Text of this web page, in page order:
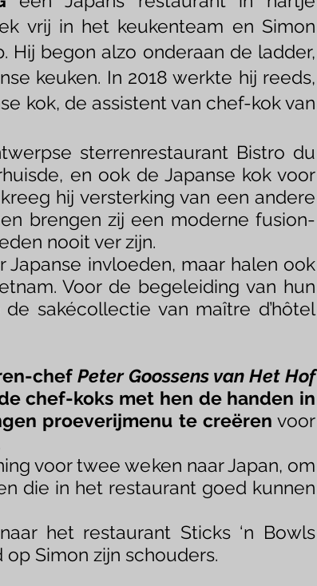
vrij in het keukenteam en Simon
Hij begon alzo onderaan de ladder,
keuken. In 2018 werkte hij reeds,
kok, de assistent van chef-kok van
sterrenrestaurant Bistro du
en ook de Japanse kok voor
hij versterking van een andere
brengen zij een moderne fusion-
nooit ver zijn.
invloeden, maar halen ook
Voor de begeleiding van hun
sakécollectie van maître d’hôtel
chefPeter Goossens van Het Hof
chef-koks met hen de handen in
proeverijmenu te creëren voor
voor twee weken naar Japan, om
die in het restaurant goed kunnen
het restaurant Sticks ‘n Bowls
Simon zijn schouders.